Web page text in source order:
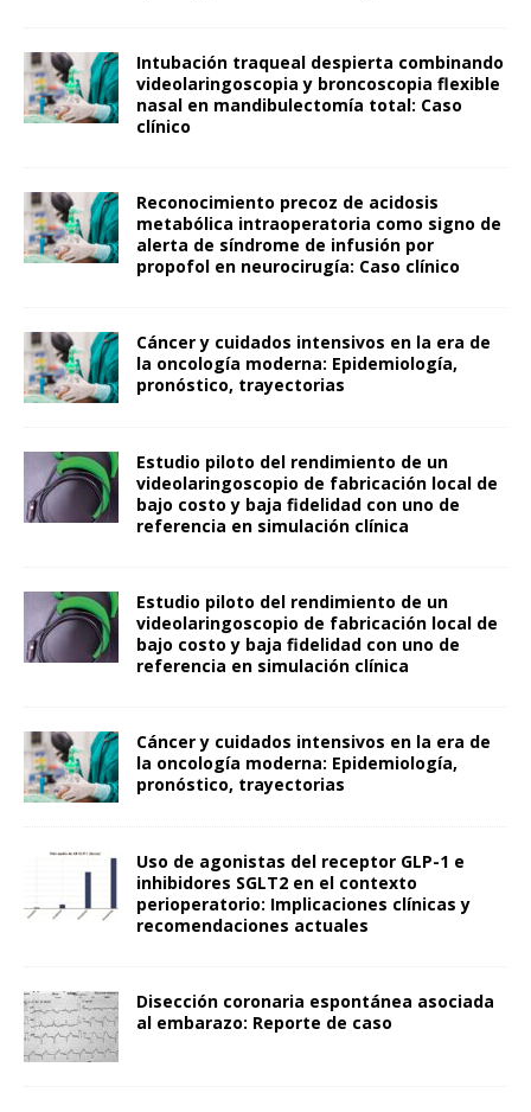
Intubación traqueal despierta combinando
videolaringoscopia y broncoscopia flexible
nasal en mandibulectomía total: Caso
clínico
Reconocimiento precoz de acidosis
metabólica intraoperatoria como signo de
alerta de síndrome de infusión por
propofol en neurocirugía: Caso clínico
Cáncer y cuidados intensivos en la era de
la oncología moderna: Epidemiología,
pronóstico, trayectorias
Estudio piloto del rendimiento de un
videolaringoscopio de fabricación local de
bajo costo y baja fidelidad con uno de
referencia en simulación clínica
Estudio piloto del rendimiento de un
videolaringoscopio de fabricación local de
bajo costo y baja fidelidad con uno de
referencia en simulación clínica
Cáncer y cuidados intensivos en la era de
la oncología moderna: Epidemiología,
pronóstico, trayectorias
Uso de agonistas del receptor GLP-1 e
inhibidores SGLT2 en el contexto
perioperatorio: Implicaciones clínicas y
recomendaciones actuales
Disección coronaria espontánea asociada
al embarazo: Reporte de caso